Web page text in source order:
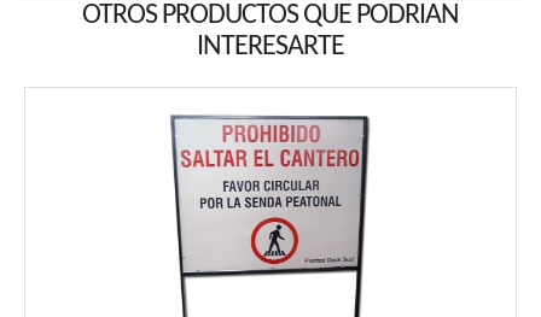
OTROS PRODUCTOS QUE PODRIAN
INTERESARTE